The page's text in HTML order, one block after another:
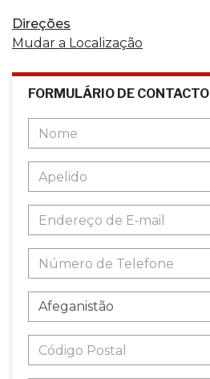
Direções
Mudar a Localização
FORMULÁRIO DE CONTACTO